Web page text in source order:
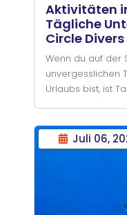
Aktivitäten
Tägliche
Circle Divers
Wenn du auf der
unvergesslichen
Urlaubs bist, ist
lebendige
erkunden
einer
suchst – Circle
Tagesausflug für
Juli 06,